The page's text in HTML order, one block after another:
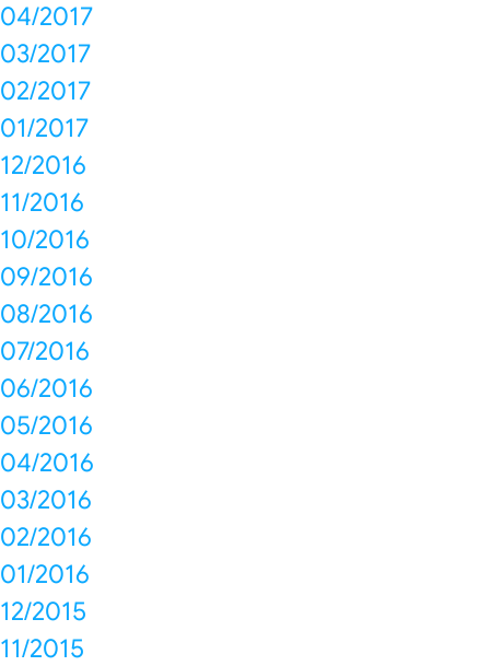
04/2017
03/2017
02/2017
01/2017
12/2016
11/2016
10/2016
09/2016
08/2016
07/2016
06/2016
05/2016
04/2016
03/2016
02/2016
01/2016
12/2015
11/2015